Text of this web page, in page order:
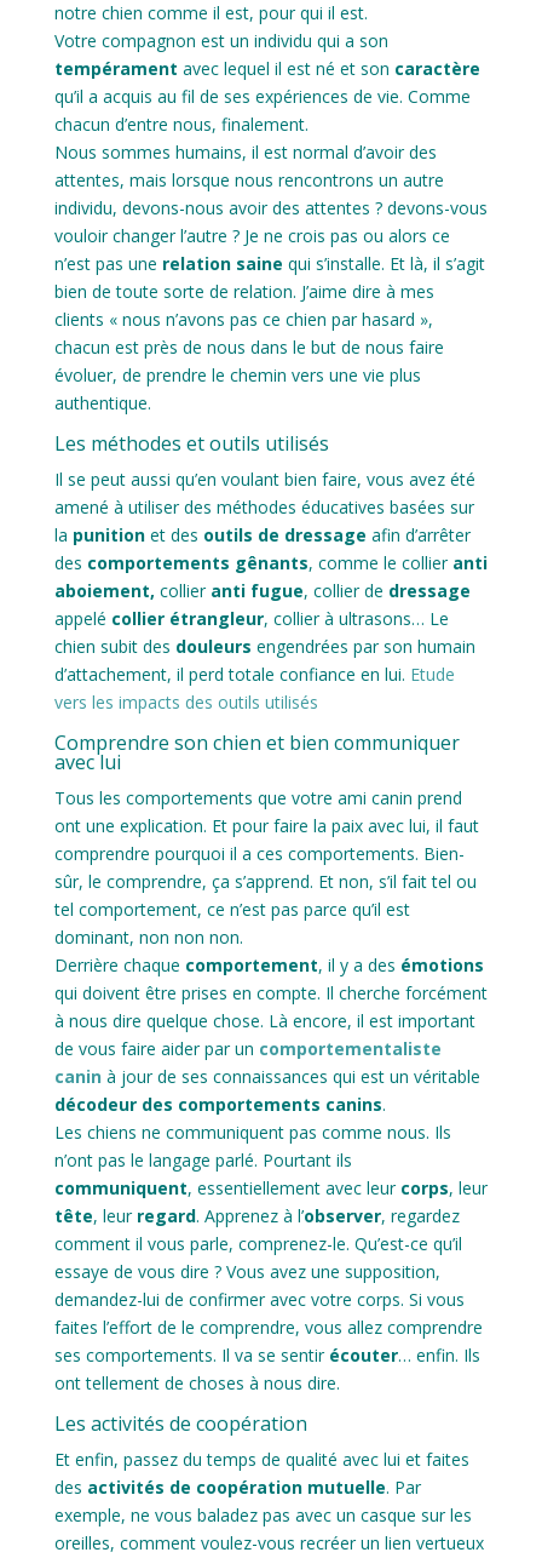
notre chien comme il est, pour qui il est.
Votre compagnon est un individu qui a son
tempérament avec lequel il est né et son caractère
qu’il a acquis au fil de ses expériences de vie. Comme
chacun d’entre nous, finalement.
Nous sommes humains, il est normal d’avoir des
attentes, mais lorsque nous rencontrons un autre
individu, devons-nous avoir des attentes ? devons-vous
vouloir changer l’autre ? Je ne crois pas ou alors ce
n’est pas une relation saine qui s’installe. Et là, il s’agit
bien de toute sorte de relation. J’aime dire à mes
clients « nous n’avons pas ce chien par hasard »,
chacun est près de nous dans le but de nous faire
évoluer, de prendre le chemin vers une vie plus
authentique.
Les méthodes et outils utilisés
Il se peut aussi qu’en voulant bien faire, vous avez été
amené à utiliser des méthodes éducatives basées sur
la punitionet des outils de dressage afin d’arrêter
des comportements gênants, comme le collier anti
aboiement, collier anti fugue, collier de dressage
appelé collier étrangleur, collier à ultrasons… Le
chien subit des douleurs engendrées par son humain
d’attachement, il perd totale confiance en lui. Etude
vers les impacts des outils utilisés
Comprendre son chien et bien communiquer
avec lui
Tous les comportements que votre ami canin prend
ont une explication. Et pour faire la paix avec lui, il faut
comprendre pourquoi il a ces comportements. Bien-
sûr, le comprendre, ça s’apprend. Et non, s’il fait tel ou
tel comportement, ce n’est pas parce qu’il est
dominant, non non non.
Derrière chaque comportement, il y a des émotions
qui doivent être prises en compte. Il cherche forcément
à nous dire quelque chose. Là encore, il est important
de vous faire aider par un comportementaliste
caninà jour de ses connaissances qui est un véritable
décodeur des comportements canins.
Les chiens ne communiquent pas comme nous. Ils
n’ont pas le langage parlé. Pourtant ils
communiquent, essentiellement avec leur corps, leur
tête, leur regard. Apprenez à l’observer, regardez
comment il vous parle, comprenez-le. Qu’est-ce qu’il
essaye de vous dire ? Vous avez une supposition,
demandez-lui de confirmer avec votre corps. Si vous
faites l’effort de le comprendre, vous allez comprendre
ses comportements. Il va se sentir écouter… enfin. Ils
ont tellement de choses à nous dire.
Les activités de coopération
Et enfin, passez du temps de qualité avec lui et faites
des activités de coopération mutuelle. Par
exemple, ne vous baladez pas avec un casque sur les
oreilles, comment voulez-vous recréer un lien vertueux